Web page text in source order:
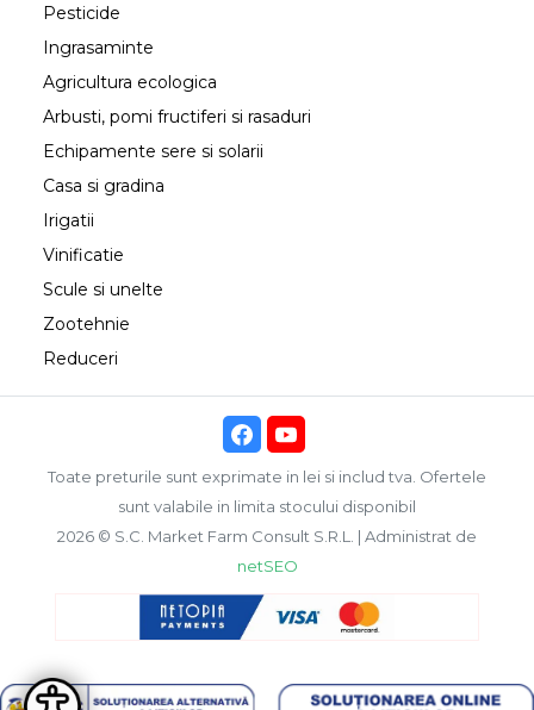
Pesticide
Ingrasaminte
Agricultura ecologica
Arbusti, pomi fructiferi si rasaduri
Echipamente sere si solarii
Casa si gradina
Irigatii
Vinificatie
Scule si unelte
Zootehnie
Reduceri
Toate preturile sunt exprimate in lei si includ tva. Ofertele
sunt valabile in limita stocului disponibil
2026 © S.C. Market Farm Consult S.R.L. | Administrat de
netSEO